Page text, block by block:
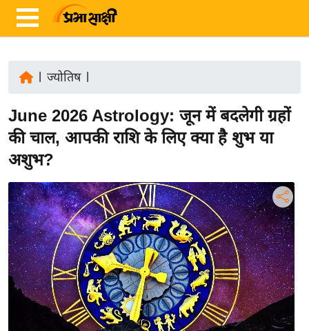
ज़ा
ख
ब
र
रा
ष्ट्री
य
अं
त
र्रा
ज्योतिष|
June 2026 Astrology: जून में बदलेगी ग्रहों
की चाल, आपकी राशि के लिए क्या है शुभ या
अशुभ?